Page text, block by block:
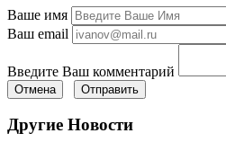
Ваше имя
Ваш email
Введите Ваш комментарий
Отмена Отправить
Другие Новости